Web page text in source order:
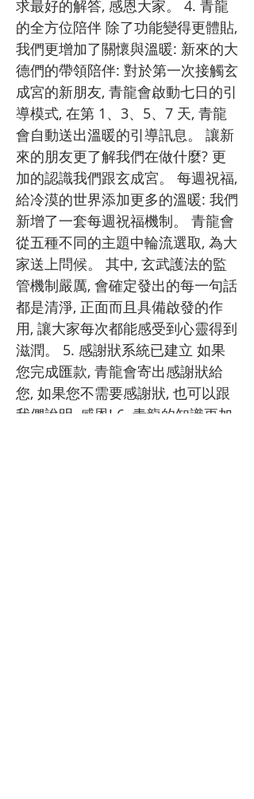
求最好的解答, 感恩大家。 4. 青龍
的全方位陪伴 除了功能變得更體貼,
我們更增加了關懷與溫暖: 新來的大
德們的帶領陪伴: 對於第一次接觸玄
成宮的新朋友, 青龍會啟動七日的引
導模式, 在第 1、3、5、7 天, 青龍
會自動送出溫暖的引導訊息。 讓新
來的朋友更了解我們在做什麼? 更
加的認識我們跟玄成宮。 每週祝福,
給冷漠的世界添加更多的溫暖: 我們
新增了一套每週祝福機制。 青龍會
從五種不同的主題中輪流選取, 為大
家送上問候。 其中, 玄武護法的監
管機制嚴厲, 會確定發出的每一句話
都是清淨, 正面而且具備啟發的作
用, 讓大家每次都能感受到心靈得到
滋潤。 5. 感謝狀系統已建立 如果
您完成匯款, 青龍會寄出感謝狀給
您, 如果您不需要感謝狀, 也可以跟
我們說明, 感恩! 6. 青龍的知識更加